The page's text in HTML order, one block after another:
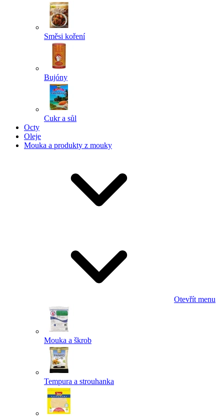
Směsi koření
Bujóny
Cukr a sůl
Octy
Oleje
Mouka a produkty z mouky
Otevřít menu
Mouka a škrob
Tempura a strouhanka
Powered by chaterimo